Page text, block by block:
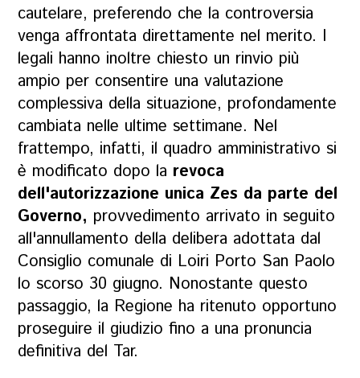
cautelare, preferendo che la controversia
venga affrontata direttamente nel merito. I
legali hanno inoltre chiesto un rinvio più
ampio per consentire una valutazione
complessiva della situazione, profondamente
cambiata nelle ultime settimane. Nel
frattempo, infatti, il quadro amministrativo si
è modificato dopo la revoca
dell'autorizzazione unica Zes da parte del
Governo, provvedimento arrivato in seguito
all'annullamento della delibera adottata dal
Consiglio comunale di Loiri Porto San Paolo
lo scorso 30 giugno. Nonostante questo
passaggio, la Regione ha ritenuto opportuno
proseguire il giudizio fino a una pronuncia
definitiva del Tar.